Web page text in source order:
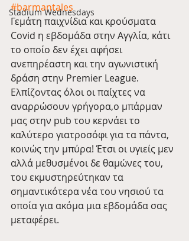
Stadium Wednesdays
#barmantales
Γεμάτη παιχνίδια και κρούσματα
Covid η εβδομάδα στην Αγγλία, κάτι
το οποίο δεν έχει αφήσει
ανεπηρέαστη και την αγωνιστική
δράση στην Premier League.
Ελπίζοντας όλοι οι παίχτες να
αναρρώσουν γρήγορα,ο μπάρμαν
μας στην pub του κερνάει το
καλύτερο γιατροσόφι για τα πάντα,
κοινώς την μπύρα! Έτσι οι υγιείς μεν
αλλά μεθυσμένοι δε θαμώνες του,
του εκμυστηρεύτηκαν τα
σημαντικότερα νέα του νησιού τα
οποία για ακόμα μια εβδομάδα σας
μεταφέρει.